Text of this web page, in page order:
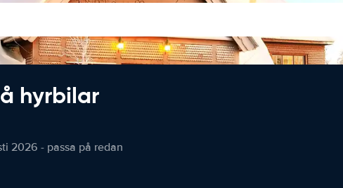
hyrbilar
2026 - passa på redan